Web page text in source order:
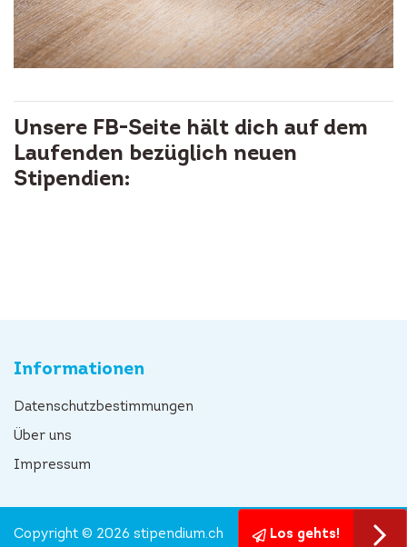
Unsere FB-Seite hält dich auf dem
Laufenden bezüglich neuen
Stipendien:
Informationen
Datenschutzbestimmungen
Über uns
Impressum
Los gehts!
Copyright © 2026 stipendium.ch